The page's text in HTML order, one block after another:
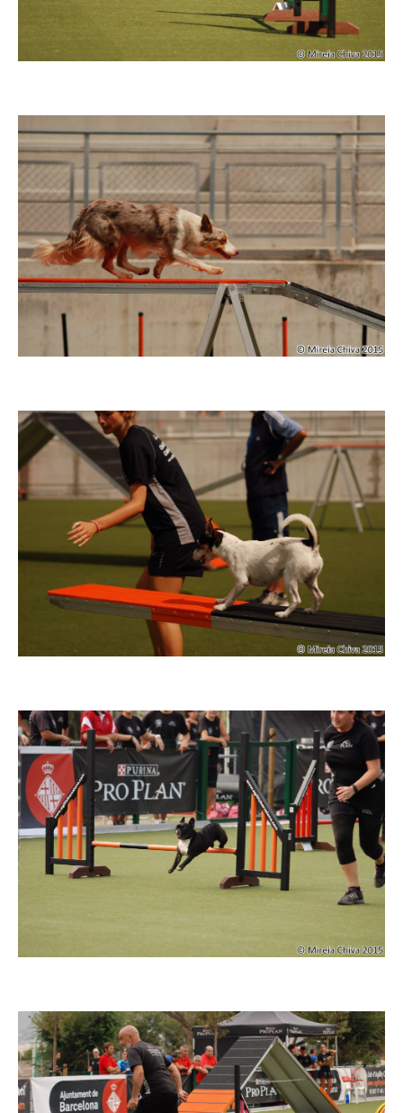
Imatge
Imatge
Imatge